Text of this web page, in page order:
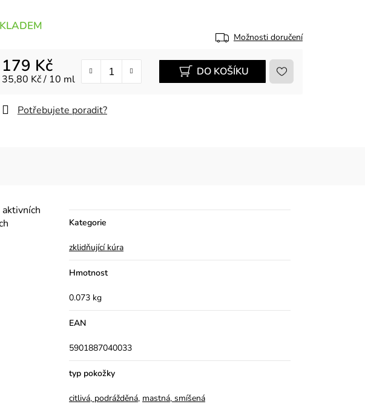
Možnosti doručení
179 Kč
Měrná cena:
35,80 Kč / 10 ml
DO KOŠÍKU
Potřebujete poradit?
Kategorie
zklidňující kúra
Hmotnost
0.073 kg
EAN
5901887040033
typ pokožky
citlivá, podrážděná, mastná, smíšená